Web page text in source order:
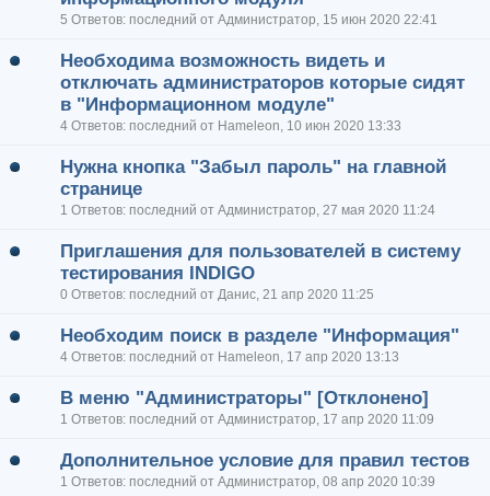
5 Ответов: последний от Администратор, 15 июн 2020 22:41
Необходима возможность видеть и
отключать администраторов которые сидят
в "Информационном модуле"
4 Ответов: последний от Hameleon, 10 июн 2020 13:33
Нужна кнопка "Забыл пароль" на главной
странице
1 Ответов: последний от Администратор, 27 мая 2020 11:24
Приглашения для пользователей в систему
тестирования INDIGO
0 Ответов: последний от Данис, 21 апр 2020 11:25
Необходим поиск в разделе "Информация"
4 Ответов: последний от Hameleon, 17 апр 2020 13:13
В меню "Администраторы" [Отклонено]
1 Ответов: последний от Администратор, 17 апр 2020 11:09
Дополнительное условие для правил тестов
1 Ответов: последний от Администратор, 08 апр 2020 10:39